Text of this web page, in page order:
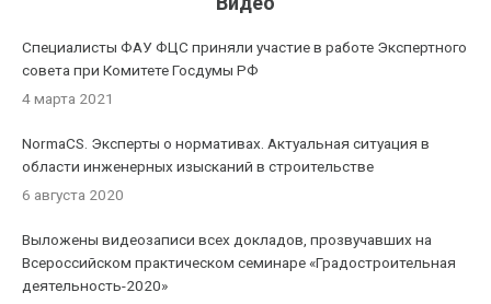
Специалисты ФАУ ФЦС приняли участие в работе Экспертного
совета при Комитете Госдумы РФ
4 марта 2021
NormaCS. Эксперты о нормативах. Актуальная ситуация в
области инженерных изысканий в строительстве
6 августа 2020
Выложены видеозаписи всех докладов, прозвучавших на
Всероссийском практическом семинаре «Градостроительная
деятельность-2020»